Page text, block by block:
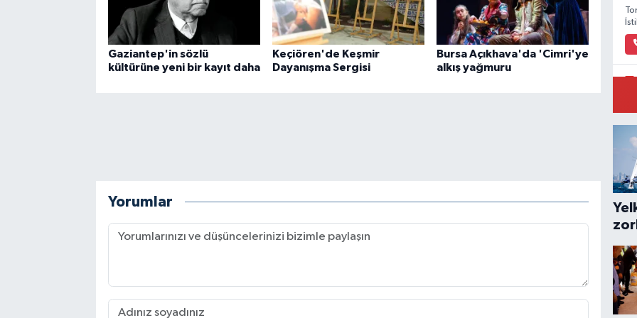
Gaziantep'in sözlü
kültürüne yeni bir kayıt daha
Keçiören'de Keşmir
Dayanışma Sergisi
Bursa Açıkhava'da 'Cimri'ye
alkış yağmuru
Yorumlar